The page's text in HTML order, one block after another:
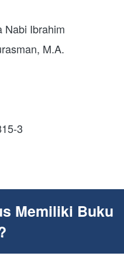
Nabi Ibrahim
M.A.
3
Memiliki Buku